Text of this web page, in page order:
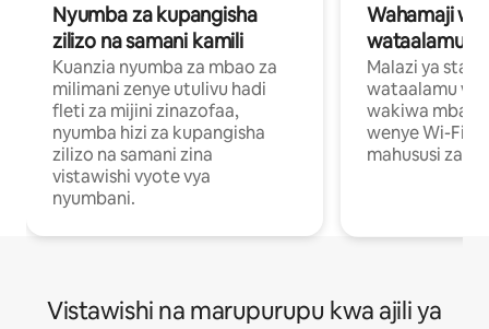
Nyumba za kupangisha
zilizo na samani kamili
Kuanzia nyumba za mbao za
milimani zenye utulivu hadi
fleti za mijini zinazofaa,
nyumba hizi za kupangisha
zilizo na samani zina
vistawishi vyote vya
nyumbani.
Wahamaji
wataalamu
Malazi ya
wataalamu
wakiwa mbali
wenye Wi-Fi
mahususi za
Vistawishi na marupurupu kwa ajili ya